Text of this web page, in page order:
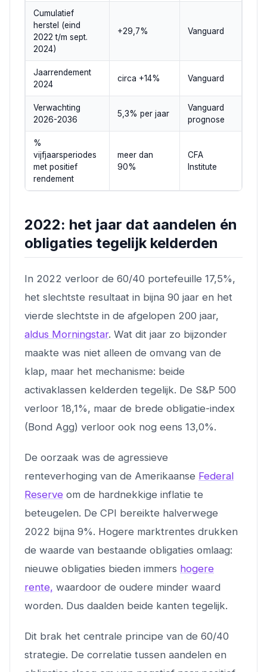
Cumulatief
herstel (eind
2022 t/m sept.
2024)
+29,7% Vanguard
Jaarrendement
2024
circa +14% Vanguard
Verwachting
2026-2036
5,3% per jaar
Vanguard
prognose
%
vijfjaarsperiodes
met positief
rendement
meer dan
90%
CFA
Institute
2022: het jaar dat aandelen én
obligaties tegelijk kelderden
In 2022 verloor de 60/40 portefeuille 17,5%,
het slechtste resultaat in bijna 90 jaar en het
vierde slechtste in de afgelopen 200 jaar,
aldus Morningstar. Wat dit jaar zo bijzonder
maakte was niet alleen de omvang van de
klap, maar het mechanisme: beide
activaklassen kelderden tegelijk. De S&P 500
verloor 18,1%, maar de brede obligatie-index
(Bond Agg) verloor ook nog eens 13,0%.
De oorzaak was de agressieve
renteverhoging van de Amerikaanse Federal
Reserve om de hardnekkige inflatie te
beteugelen. De CPI bereikte halverwege
2022 bijna 9%. Hogere marktrentes drukken
de waarde van bestaande obligaties omlaag:
nieuwe obligaties bieden immers hogere
rente, waardoor de oudere minder waard
worden. Dus daalden beide kanten tegelijk.
Dit brak het centrale principe van de 60/40
strategie. De correlatie tussen aandelen en